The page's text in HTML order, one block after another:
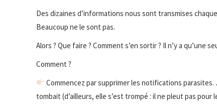
Des dizaines d’informations nous sont transmises
Beaucoup ne le sont pas.
Alors ? Que faire ? Comment s’en sortir ? Il n’y a qu’une
Comment ?
Commencez par supprimer les notifications parasites.
tombait (d’ailleurs, elle s’est trompé : il ne pleut pas pour